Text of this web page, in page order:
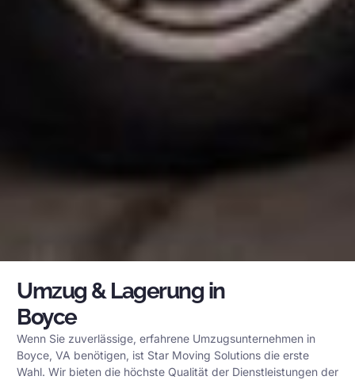
Umzug & Lagerung in
Boyce
Wenn Sie zuverlässige, erfahrene Umzugsunternehmen in
Boyce, VA benötigen, ist Star Moving Solutions die erste
Wahl. Wir bieten die höchste Qualität der Dienstleistungen der